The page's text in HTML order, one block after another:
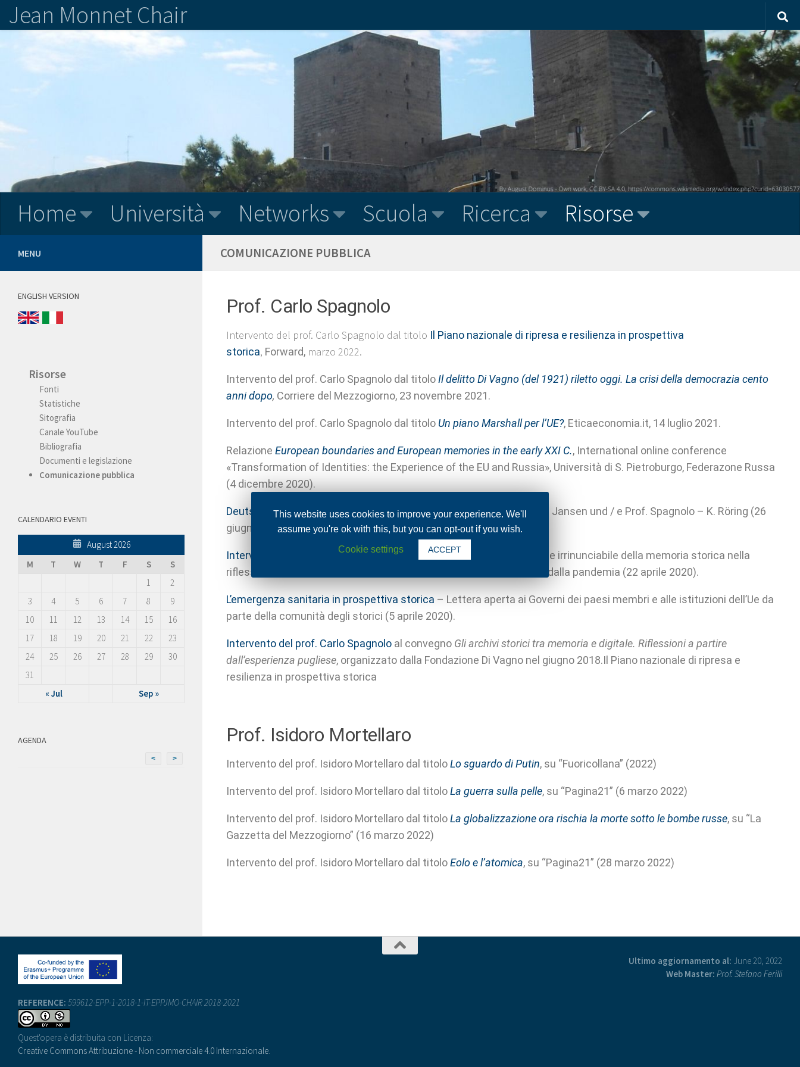
Jean Monnet Chair
Home Università Networks Scuola Ricerca Risorse
COMUNICAZIONE PUBBLICA
Prof. Carlo Spagnolo
Intervento del prof. Carlo Spagnolo dal titolo Il Piano nazionale di ripresa e resilienza in prospettiva
storica, Forward, marzo 2022.
Intervento del prof. Carlo Spagnolo dal titoloIl delitto Di Vagno (del 1921) riletto oggi. La crisi della democrazia cento
anni dopo, Corriere del Mezzogiorno, 23 novembre 2021.
Intervento del prof. Carlo Spagnolo dal titolo Un piano Marshall per l’UE?, Eticaeconomia.it, 14 luglio 2021.
Relazione European boundaries and European memories in the early XXI C., International online conference
«Transformation of Identities: the Experience of the EU and Russia», Università di S. Pietroburgo, Federazone Russa
(4 dicembre 2020).
Deutsch-Italienische Dialoge / Dialoghi italo-tedeschimit / con Prof. Jansen und / e Prof. Spagnolo – K. Röring (26
giugno 2020).
Intervento del prof. Carlo Spagnolosu socialeurope.eu, sulla funzione irrinunciabile della memoria storica nella
riflessione odierna relativa all’Ue e alla via di uscita alla crisi indotta dalla pandemia (22 aprile 2020).
L’emergenza sanitaria in prospettiva storica – Lettera aperta ai Governi dei paesi membri e alle istituzioni dell’Ue da
parte della comunità degli storici (5 aprile 2020).
Intervento del prof. Carlo Spagnolo al convegno Gli archivi storici tra memoria e digitale. Riflessioni a partire
dall’esperienza pugliese, organizzato dalla Fondazione Di Vagno nel giugno 2018.Il Piano nazionale di ripresa e
resilienza in prospettiva storica
Prof. Isidoro Mortellaro
Intervento del prof. Isidoro Mortellaro dal titoloLo sguardo di Putin, su “Fuoricollana” (2022)
Intervento del prof. Isidoro Mortellaro dal titoloLa guerra sulla pelle, su “Pagina21” (6 marzo 2022)
Intervento del prof. Isidoro Mortellaro dal titoloLa globalizzazione ora rischia la morte sotto le bombe russe, su “La
Gazzetta del Mezzogiorno” (16 marzo 2022)
Intervento del prof. Isidoro Mortellaro dal titoloEolo e l’atomica, su “Pagina21” (28 marzo 2022)
MENU
ENGLISH VERSION
Risorse
Fonti
Statistiche
Sitografia
Canale YouTube
Bibliografia
Documenti e legislazione
Comunicazione pubblica
CALENDARIO EVENTI
August 2026
M
T W T F S
S
1
2
3
4 5 6 7 8
9
10
11 12 13 14 15
16
17
18 19 20 21 22
23
24
25 26 27 28 29
30
31
« Jul
Sep »
AGENDA
< >
REFERENCE: 599612-EPP-1-2018-1-IT-EPPJMO-CHAIR 2018-2021
Quest'opera è distribuita con Licenza:
Creative Commons Attribuzione - Non commerciale 4.0 Internazionale.
Ultimo aggiornamento al: June 20, 2022
Web Master: Prof. Stefano Ferilli
This website uses cookies to improve your experience. We'll
assume you're ok with this, but you can opt-out if you wish.
Cookie settings
ACCEPT